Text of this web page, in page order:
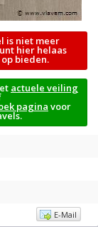
is niet meer
hier helaas
bieden.
actuele veiling
pagina voor
E-Mail